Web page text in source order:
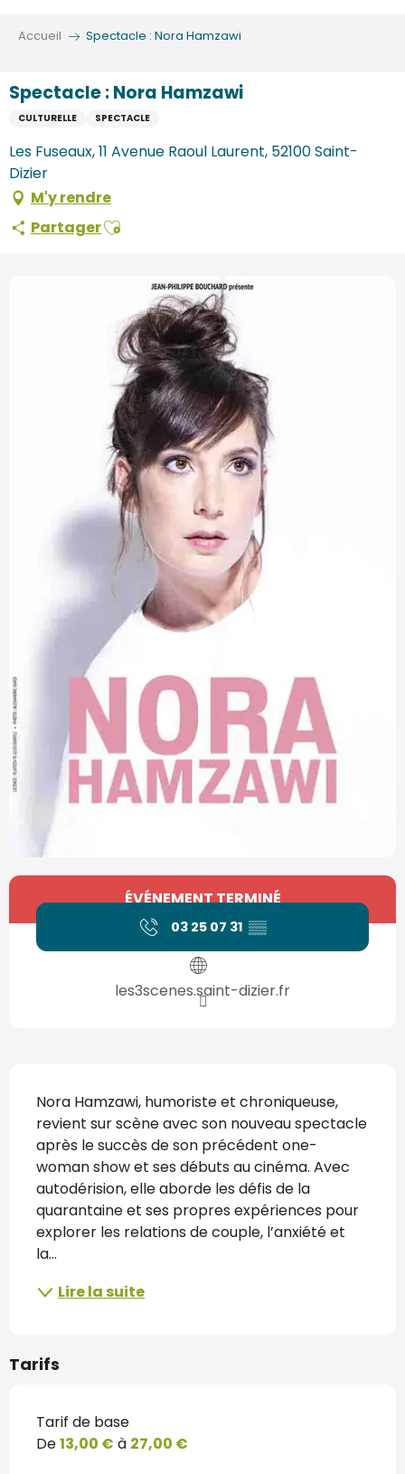
Accueil Spectacle : Nora Hamzawi
Spectacle : Nora Hamzawi
CULTURELLE SPECTACLE
Les Fuseaux, 11 Avenue Raoul Laurent, 52100 Saint-
Dizier
M'y rendre
PartagerAjouter aux favoris
Ouverture et coordonnées
ÉVÉNEMENT TERMINÉ
03 25 07 31 ▒▒
les3scenes.saint-dizier.fr
Nora Hamzawi, humoriste et chroniqueuse,
revient sur scène avec son nouveau spectacle
après le succès de son précédent one-
woman show et ses débuts au cinéma. Avec
autodérision, elle aborde les défis de la
quarantaine et ses propres expériences pour
explorer les relations de couple, l’anxiété et
la...
Lire la suite
Tarifs
Tarif de base
De13,00 € à 27,00 €